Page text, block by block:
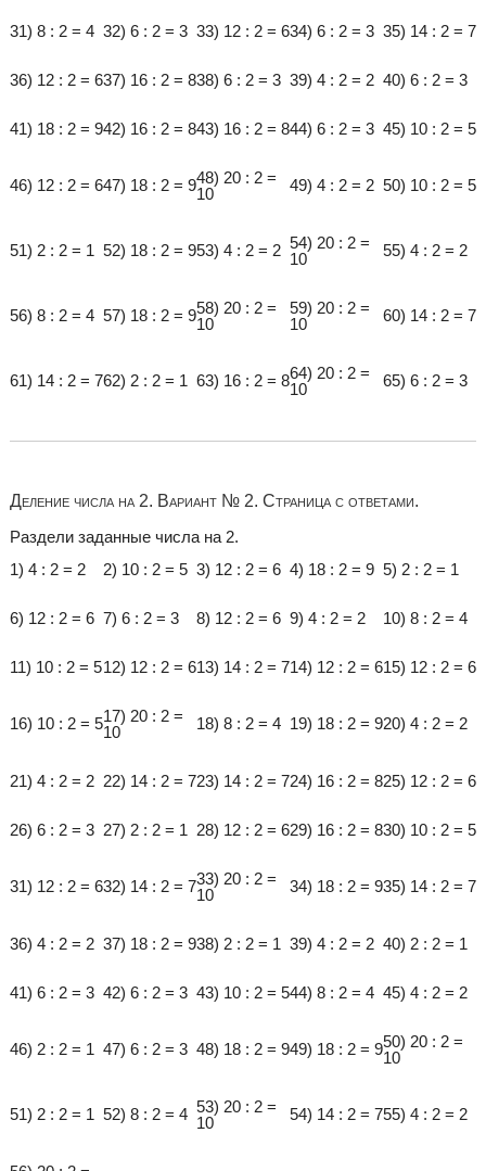
31) 8 : 2 = 4 32) 6 : 2 = 3 33) 12 : 2 = 634) 6 : 2 = 3 35) 14 : 2 = 7
36) 12 : 2 = 637) 16 : 2 = 838) 6 : 2 = 3 39) 4 : 2 = 2 40) 6 : 2 = 3
41) 18 : 2 = 942) 16 : 2 = 843) 16 : 2 = 844) 6 : 2 = 3 45) 10 : 2 = 5
46) 12 : 2 = 647) 18 : 2 = 948) 20 : 2 =
10
49) 4 : 2 = 2 50) 10 : 2 = 5
51) 2 : 2 = 1 52) 18 : 2 = 953) 4 : 2 = 2 54) 20 : 2 =
10
55) 4 : 2 = 2
56) 8 : 2 = 4 57) 18 : 2 = 958) 20 : 2 =
10
59) 20 : 2 =
10
60) 14 : 2 = 7
61) 14 : 2 = 762) 2 : 2 = 1 63) 16 : 2 = 864) 20 : 2 =
10
65) 6 : 2 = 3
Деление числа на 2. Вариант № 2. Страница с ответами.
Раздели заданные числа на 2.
1) 4 : 2 = 2
2) 10 : 2 = 5 3) 12 : 2 = 6 4) 18 : 2 = 9 5) 2 : 2 = 1
6) 12 : 2 = 6 7) 6 : 2 = 3 8) 12 : 2 = 6 9) 4 : 2 = 2 10) 8 : 2 = 4
11) 10 : 2 = 512) 12 : 2 = 613) 14 : 2 = 714) 12 : 2 = 615) 12 : 2 = 6
16) 10 : 2 = 517) 20 : 2 =
10
18) 8 : 2 = 4 19) 18 : 2 = 920) 4 : 2 = 2
21) 4 : 2 = 2 22) 14 : 2 = 723) 14 : 2 = 724) 16 : 2 = 825) 12 : 2 = 6
26) 6 : 2 = 3 27) 2 : 2 = 1 28) 12 : 2 = 629) 16 : 2 = 830) 10 : 2 = 5
31) 12 : 2 = 632) 14 : 2 = 733) 20 : 2 =
10
34) 18 : 2 = 935) 14 : 2 = 7
36) 4 : 2 = 2 37) 18 : 2 = 938) 2 : 2 = 1 39) 4 : 2 = 2 40) 2 : 2 = 1
41) 6 : 2 = 3 42) 6 : 2 = 3 43) 10 : 2 = 544) 8 : 2 = 4 45) 4 : 2 = 2
46) 2 : 2 = 1 47) 6 : 2 = 3 48) 18 : 2 = 949) 18 : 2 = 950) 20 : 2 =
10
51) 2 : 2 = 1 52) 8 : 2 = 4 53) 20 : 2 =
10
54) 14 : 2 = 755) 4 : 2 = 2